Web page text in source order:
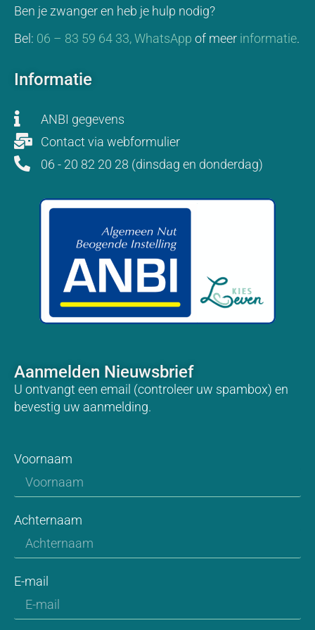
Ben je zwanger en heb je hulp nodig?
Bel: 06 – 83 59 64 33,WhatsApp of meer informatie.
Informatie
ANBI gegevens
Contact via webformulier
06 - 20 82 20 28 (dinsdag en donderdag)
Aanmelden Nieuwsbrief
U ontvangt een email (controleer uw spambox) en
bevestig uw aanmelding.
Voornaam
Achternaam
E-mail